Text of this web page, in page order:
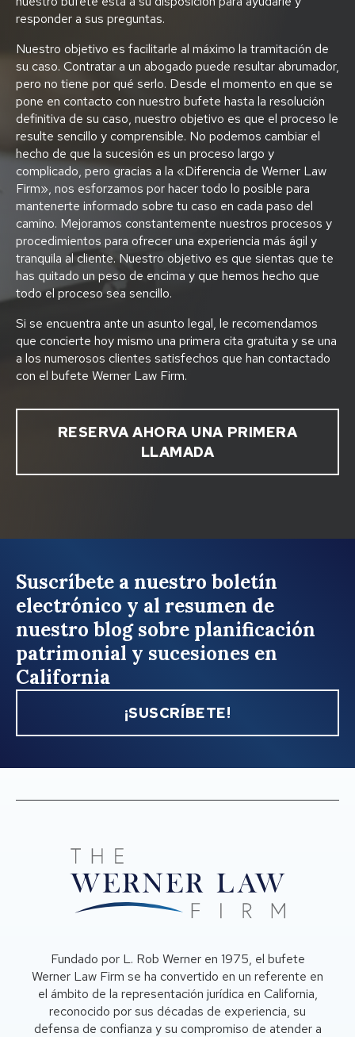
responder a sus preguntas.
Nuestro objetivo es facilitarle al máximo la tramitación de
su caso. Contratar a un abogado puede resultar abrumador,
pero no tiene por qué serlo. Desde el momento en que se
pone en contacto con nuestro bufete hasta la resolución
definitiva de su caso, nuestro objetivo es que el proceso le
resulte sencillo y comprensible. No podemos cambiar el
hecho de que la sucesión es un proceso largo y
complicado, pero gracias a la «Diferencia de Werner Law
Firm», nos esforzamos por hacer todo lo posible para
mantenerte informado sobre tu caso en cada paso del
camino. Mejoramos constantemente nuestros procesos y
procedimientos para ofrecer una experiencia más ágil y
tranquila al cliente. Nuestro objetivo es que sientas que te
has quitado un peso de encima y que hemos hecho que
todo el proceso sea sencillo.
Si se encuentra ante un asunto legal, le recomendamos
que concierte hoy mismo una primera cita gratuita y se una
a los numerosos clientes satisfechos que han contactado
con el bufete Werner Law Firm.
RESERVA AHORA UNA PRIMERA
LLAMADA
Suscríbete a nuestro boletín
electrónico y al resumen de
nuestro blog sobre planificación
patrimonial y sucesiones en
California
¡SUSCRÍBETE!
Fundado por L. Rob Werner en 1975, el bufete
Werner Law Firm se ha convertido en un referente en
el ámbito de la representación jurídica en California,
reconocido por sus décadas de experiencia, su
defensa de confianza y su compromiso de atender a